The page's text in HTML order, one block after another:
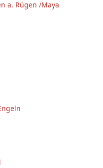
a. Rügen /Maya